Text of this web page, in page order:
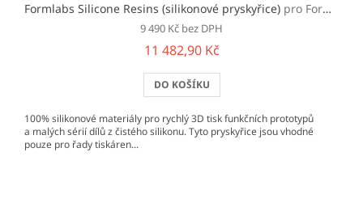
Formlabs Silicone Resins (silikonové pryskyřice) pro Form 2/3/+
9 490 Kč bez DPH
11 482,90 Kč
DO KOŠÍKU
100% silikonové materiály pro rychlý 3D tisk funkčních prototypů
a malých sérií dílů z čistého silikonu. Tyto pryskyřice jsou vhodné
pouze pro řady tiskáren...